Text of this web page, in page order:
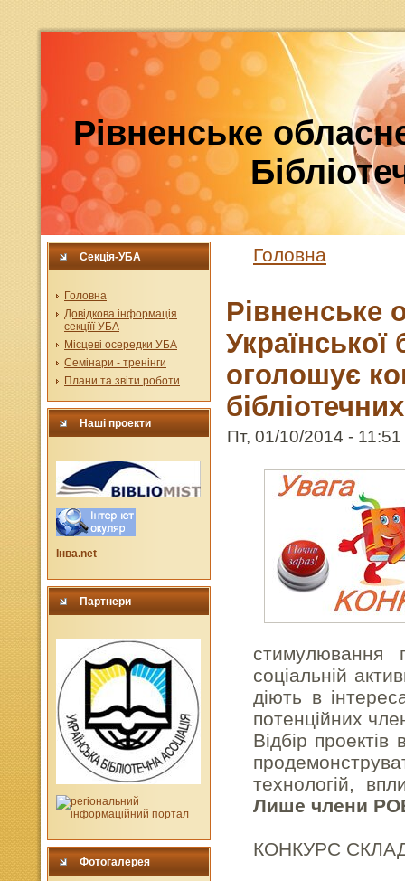
Рівненське
Секція-УБА
Головна
Довідкова інформація
секціїї УБА
Місцеві осередки УБА
Семінари - тренінги
Плани та звіти роботи
Наші проекти
Інва.net
Партнери
Фотогалерея
Головна
Рівненське
Української
оголошує
Пт, 01/10/2014 -
стимулювання
соціальній
діють в
потенційних
Відбір
технологій,
Лише члени
КОНКУРС